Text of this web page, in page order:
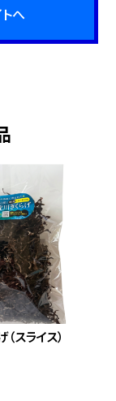
など、毎日の料理に
たい。その思いか
、飲食店、通販な
おります。
賞2025」において
町から、自然の恵
届けしてまいりま
へ
スライス）